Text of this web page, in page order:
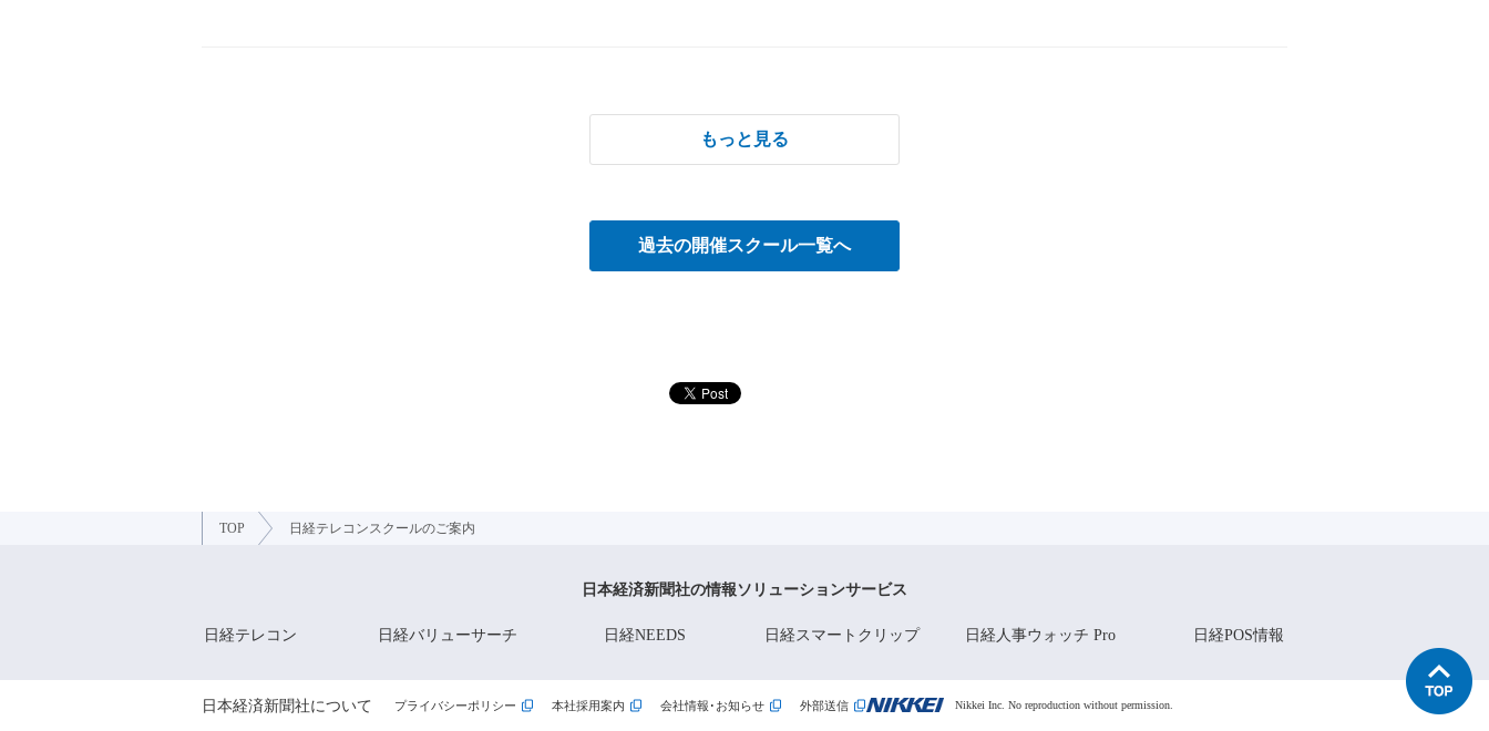
もっと見る
過去の開催スクール一覧へ
TOP 日経テレコンスクールのご案内
日本経済新聞社の情報ソリューションサービス
日経テレコン 日経バリューサーチ 日経NEEDS 日経スマートクリップ 日経人事ウォッチ Pro 日経POS情報
日本経済新聞社について プライバシーポリシー 本社採用案内 会社情報･お知らせ 外部送信 Nikkei Inc. No reproduction without permission.